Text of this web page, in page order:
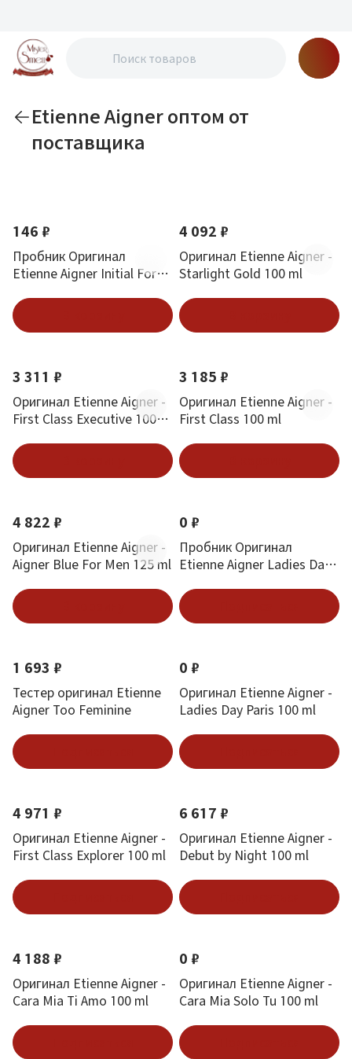
Etienne Aigner оптом от
поставщика
146 ₽
Пробник Оригинал
Etienne Aigner Initial For
4 092 ₽
Оригинал Etienne Aigner -
Starlight Gold 100 ml
3 311 ₽
Оригинал Etienne Aigner -
First Class Executive 100
3 185 ₽
Оригинал Etienne Aigner -
First Class 100 ml
4 822 ₽
Оригинал Etienne Aigner -
Aigner Blue For Men 125 ml
0 ₽
Пробник Оригинал
Etienne Aigner Ladies Day
1 693 ₽
Тестер оригинал Etienne
Aigner Too Feminine
0 ₽
Оригинал Etienne Aigner -
Ladies Day Paris 100 ml
4 971 ₽
Оригинал Etienne Aigner -
First Class Explorer 100 ml
6 617 ₽
Оригинал Etienne Aigner -
Debut by Night 100 ml
4 188 ₽
Оригинал Etienne Aigner -
Cara Mia Ti Amo 100 ml
0 ₽
Оригинал Etienne Aigner -
Cara Mia Solo Tu 100 ml